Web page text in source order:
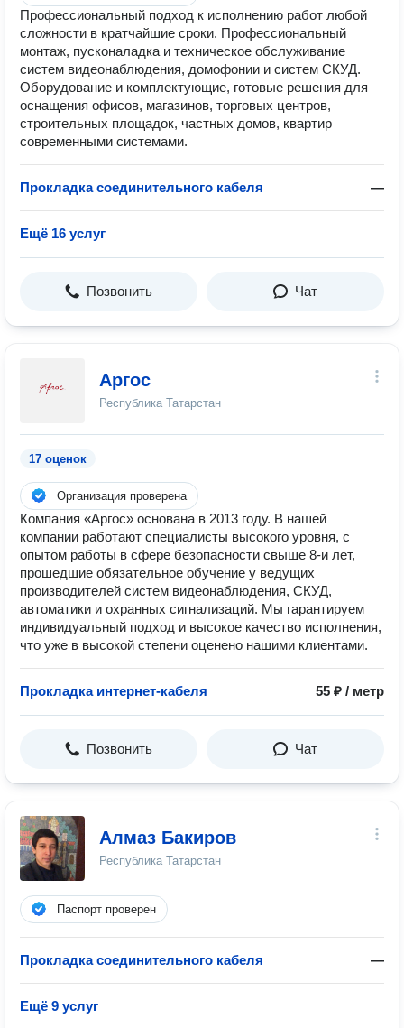
Профессиональный подход к исполнению работ любой
сложности в кратчайшие сроки. Профессиональный
монтаж, пусконаладка и техническое обслуживание
систем видеонаблюдения, домофонии и систем СКУД.
Оборудование и комплектующие, готовые решения для
оснащения офисов, магазинов, торговых центров,
строительных площадок, частных домов, квартир
современными системами.
Прокладка соединительного кабеля —
Ещё 16 услуг
Позвонить Чат
Аргос
Республика Татарстан
17 оценок
Организация проверена
Компания «Аргос» основана в 2013 году. В нашей
компании работают специалисты высокого уровня, с
опытом работы в сфере безопасности свыше 8-и лет,
прошедшие обязательное обучение у ведущих
производителей систем видеонаблюдения, СКУД,
автоматики и охранных сигнализаций. Мы гарантируем
индивидуальный подход и высокое качество исполнения,
что уже в высокой степени оценено нашими клиентами.
Прокладка интернет-кабеля 55 ₽ / метр
Позвонить Чат
Aлмаз Бакиров
Республика Татарстан
Паспорт проверен
Прокладка соединительного кабеля —
Ещё 9 услуг